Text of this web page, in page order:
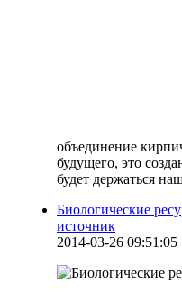
объединение
будущего, это
будет держаться
Биологические
источник
2014-03-26 09:51:05